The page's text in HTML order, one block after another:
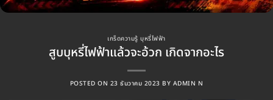
เกร็ดความรู้ บุหรี่ไฟฟ้า
สูบบุหรี่ไฟฟ้าแล้วจะอ้วก เกิดจากอะไร
POSTED ON 23 ธันวาคม 2023 BY ADMIN N